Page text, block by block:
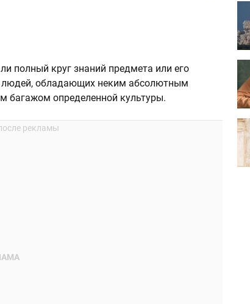
полный круг знаний предмета или его
людей, обладающих неким абсолютным
багажом определенной культуры.